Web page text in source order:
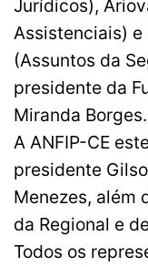
Jurídicos),
Assistenciais) e
(Assuntos da
presidente da
Miranda Borges.
A ANFIP-CE
presidente
Menezes, além
da Regional e
Todos os